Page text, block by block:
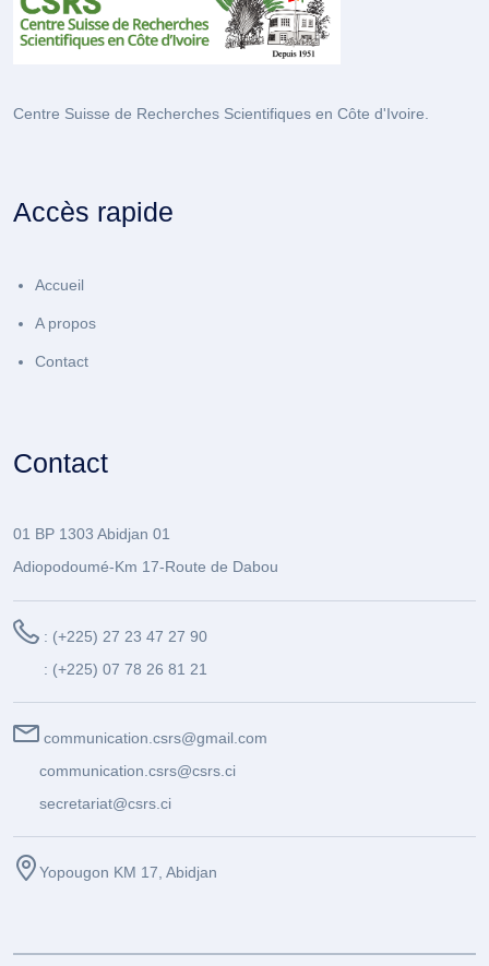
Centre Suisse de Recherches Scientifiques en Côte d'Ivoire.
Accès rapide
Accueil
A propos
Contact
Contact
01 BP 1303 Abidjan 01
Adiopodoumé-Km 17-Route de Dabou
: (+225) 27 23 47 27 90
: (+225) 07 78 26 81 21
communication.csrs@gmail.com
communication.csrs@csrs.ci
secretariat@csrs.ci
Yopougon KM 17, Abidjan